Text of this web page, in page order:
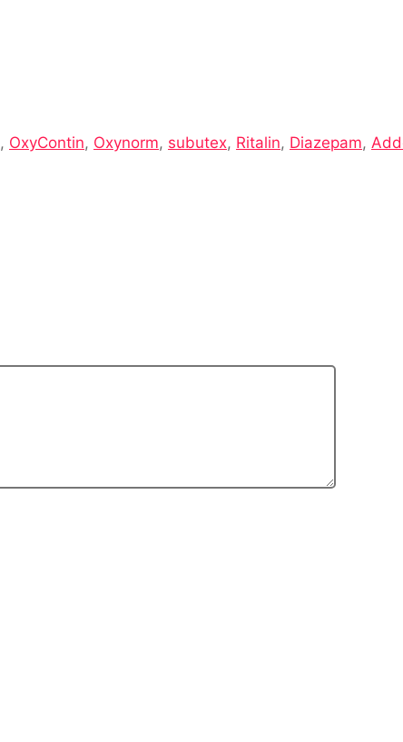
, OxyContin, Oxynorm, subutex, Ritalin, Diazepam,